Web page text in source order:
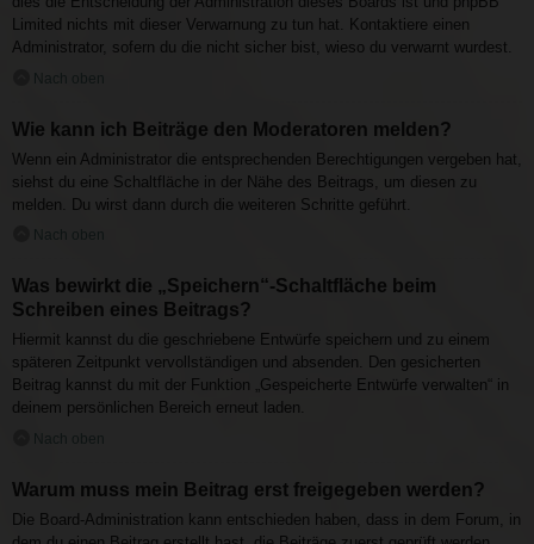
Limited nichts mit dieser Verwarnung zu tun hat. Kontaktiere einen
Administrator, sofern du die nicht sicher bist, wieso du verwarnt wurdest.
Nach oben
Wie kann ich Beiträge den Moderatoren melden?
Wenn ein Administrator die entsprechenden Berechtigungen vergeben hat,
siehst du eine Schaltfläche in der Nähe des Beitrags, um diesen zu
melden. Du wirst dann durch die weiteren Schritte geführt.
Nach oben
Was bewirkt die „Speichern“-Schaltfläche beim
Schreiben eines Beitrags?
Hiermit kannst du die geschriebene Entwürfe speichern und zu einem
späteren Zeitpunkt vervollständigen und absenden. Den gesicherten
Beitrag kannst du mit der Funktion „Gespeicherte Entwürfe verwalten“ in
deinem persönlichen Bereich erneut laden.
Nach oben
Warum muss mein Beitrag erst freigegeben werden?
Die Board-Administration kann entschieden haben, dass in dem Forum, in